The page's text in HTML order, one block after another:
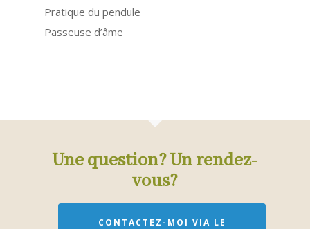
Pratique du pendule
Passeuse d’âme
Une question? Un rendez-
vous?
CONTACTEZ-MOI VIA LE